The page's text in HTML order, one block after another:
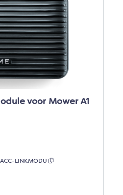
voor Mower A1
LINKMODU